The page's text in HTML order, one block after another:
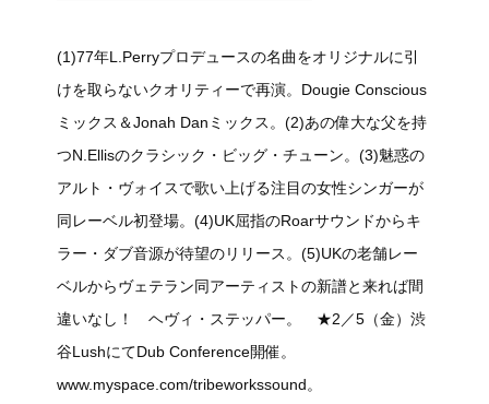
(1)77年L.Perryプロデュースの名曲をオリジナルに引
けを取らないクオリティーで再演。Dougie Conscious
ミックス＆Jonah Danミックス。(2)あの偉大な父を持
つN.Ellisのクラシック・ビッグ・チューン。(3)魅惑の
アルト・ヴォイスで歌い上げる注目の女性シンガーが
同レーベル初登場。(4)UK屈指のRoarサウンドからキ
ラー・ダブ音源が待望のリリース。(5)UKの老舗レー
ベルからヴェテラン同アーティストの新譜と来れば間
違いなし！ ヘヴィ・ステッパー。 ★2／5（金）渋
谷LushにてDub Conference開催。
www.myspace.com/tribeworkssound。